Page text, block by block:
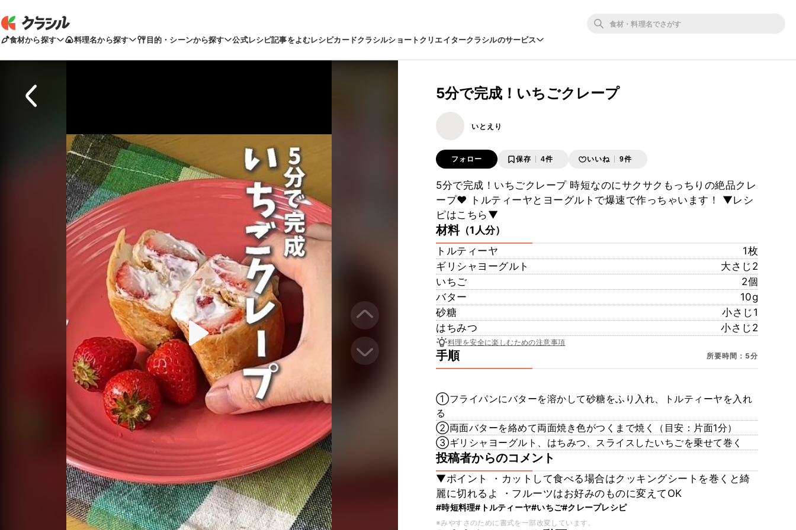
食材から探す 料理名から探す 目的・シーンから探す 公式レシピ記事をよむレシピカードクラシルショートクリエイタークラシルのサービス
5分で完成！いちごクレープ
いとえり
フォロー 保存 4件 いいね 9件
5分で完成！いちごクレープ 時短なのにサクサクもっちりの絶品クレ
ープ♥ トルティーヤとヨーグルトで爆速で作っちゃいます！ ▼レシ
ピはこちら▼
材料（1人分）
トルティーヤ
1枚
ギリシャヨーグルト
大さじ2
いちご
2個
バター
10g
砂糖
小さじ1
はちみつ
小さじ2
料理を安全に楽しむための注意事項
手順 所要時間：5分
①フライパンにバターを溶かして砂糖をふり入れ、トルティーヤを入れ
る
②両面バターを絡めて両面焼き色がつくまで焼く（目安：片面1分）
③ギリシャヨーグルト、はちみつ、スライスしたいちごを乗せて巻く
投稿者からのコメント
▼ポイント ・カットして食べる場合はクッキングシートを巻くと綺
麗に切れるよ ・フルーツはお好みのものに変えてOK
#時短料理#トルティーヤ#いちご#クレープレシピ
※みやすさのために書式を一部改変しています。